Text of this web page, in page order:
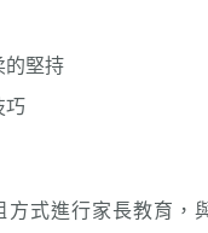
的堅持
巧
式進行家長教育